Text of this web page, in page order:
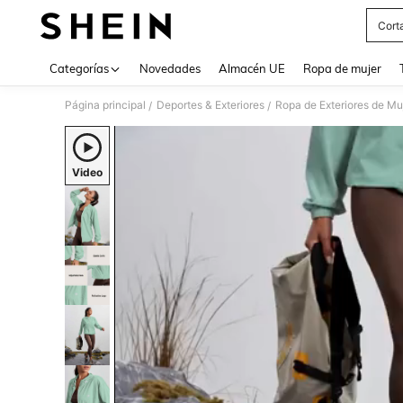
Categorías Novedades Almacén UE Ropa de mujer
Página principal / Deportes & Exteriores / Ropa de Exteriores de
Video